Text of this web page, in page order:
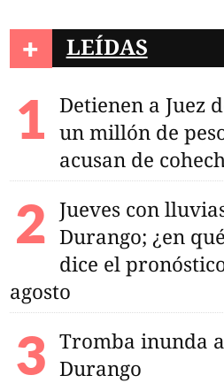
+ LEÍDAS
Detienen a Juez
un millón de
acusan de
Jueves con
Durango; ¿en
dice el
agosto
Tromba inunda
Durango